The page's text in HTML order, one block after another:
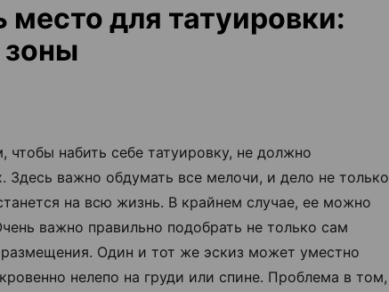
место для татуировки:
зоны
набить себе татуировку, не должно
Здесь важно обдумать все мелочи, и дело не только
на всю жизнь. В крайнем случае, ее можно
важно правильно подобрать не только сам
Один и тот же эскиз может уместно
нелепо на груди или спине. Проблема в том,